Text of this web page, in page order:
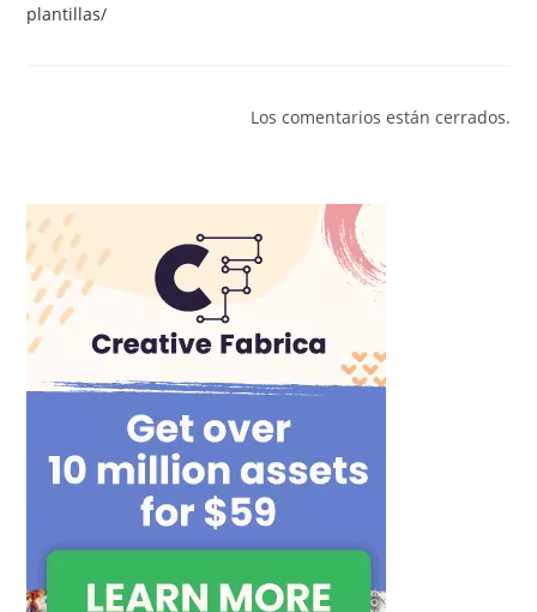
plantillas/
Los comentarios están cerrados.